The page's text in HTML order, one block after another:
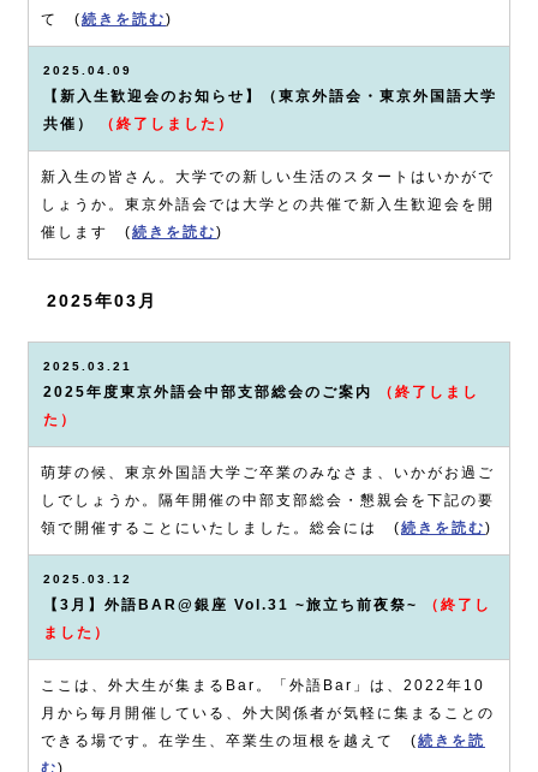
て (続きを読む)
2025.04.09
【新入生歓迎会のお知らせ】（東京外語会・東京外国語大学
共催）
（終了しました）
新入生の皆さん。大学での新しい生活のスタートはいかがで
しょうか。東京外語会では大学との共催で新入生歓迎会を開
催します (続きを読む)
2025年03月
2025.03.21
2025年度東京外語会中部支部総会のご案内
（終了しまし
た）
萌芽の候、東京外国語大学ご卒業のみなさま、いかがお過ご
しでしょうか。隔年開催の中部支部総会・懇親会を下記の要
領で開催することにいたしました。総会には (続きを読む)
2025.03.12
【3月】外語BAR@銀座 Vol.31 ~旅立ち前夜祭~
（終了し
ました）
ここは、外大生が集まるBar。「外語Bar」は、2022年10
月から毎月開催している、外大関係者が気軽に集まることの
できる場です。在学生、卒業生の垣根を越えて (続きを読
む)